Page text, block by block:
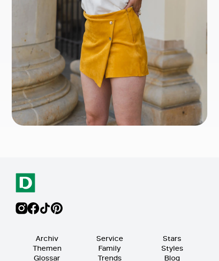
Archiv
Themen
Glossar
Service
Family
Trends
Stars
Styles
Blog